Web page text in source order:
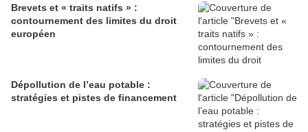
Brevets et « traits natifs » :
contournement des limites du droit
européen
Dépollution de l’eau potable :
stratégies et pistes de financement